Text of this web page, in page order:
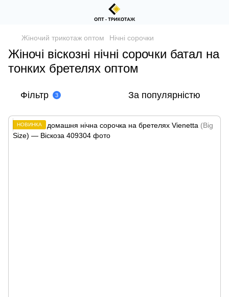
Жіночий трикотаж оптом Нічні сорочки
Жіночі віскозні нічні сорочки батал на
тонких бретелях оптом
Фільтр 3 За популярністю
НОВИНКА